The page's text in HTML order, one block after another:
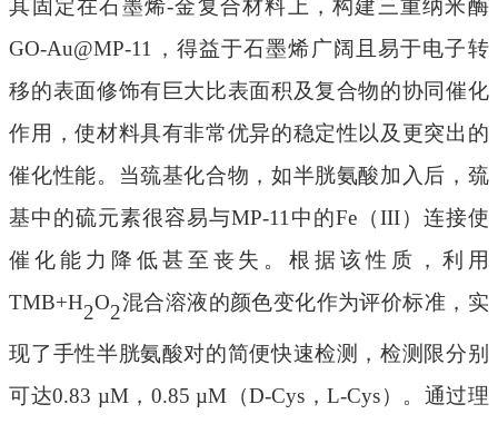
其固定在石墨烯-金复合材料上，构建三重纳米酶
GO-Au@MP-11 ， 得益于石墨烯广阔且易于电子转
移的表面修饰有巨大比表面积及复合物的协同催化
作用 ，使材料具有非常优异的稳定性以及更突出 的
催化性能。当巯基化合物，如半胱氨酸加入后，巯
基中的硫元素很容易与MP-11中的Fe（III）连接使
催化能力降低甚至丧失。根据该性质，利用
TMB+H2O2混合溶液的颜色变化作为评价标准， 实
现了手性半胱氨酸对的简便快速检测 ，检测限分别
可达0.83 µM， 0.85 µM （D-Cys ，L-Cys）。通过理